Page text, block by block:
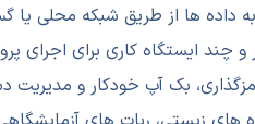
داده ها از طریق شبکه محلی یا
چند ایستگاه کاری برای اجرای
بک آپ خودکار و مدیریت